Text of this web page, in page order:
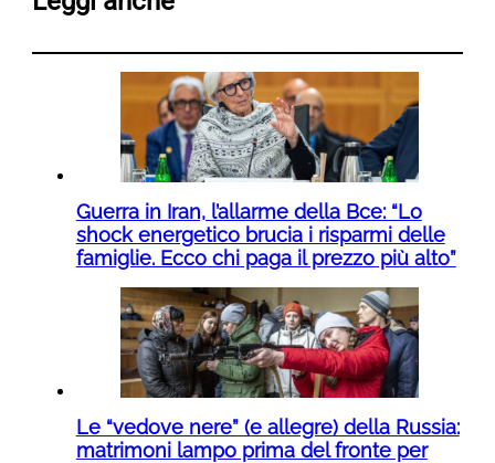
Guerra in Iran, l’allarme della Bce: “Lo
shock energetico brucia i risparmi delle
famiglie. Ecco chi paga il prezzo più alto”
Le “vedove nere” (e allegre) della Russia:
matrimoni lampo prima del fronte per